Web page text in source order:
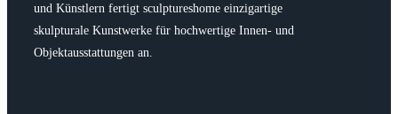
und Künstlern fertigt sculptureshome einzigartige
skulpturale Kunstwerke für hochwertige Innen- und
Objektausstattungen an.